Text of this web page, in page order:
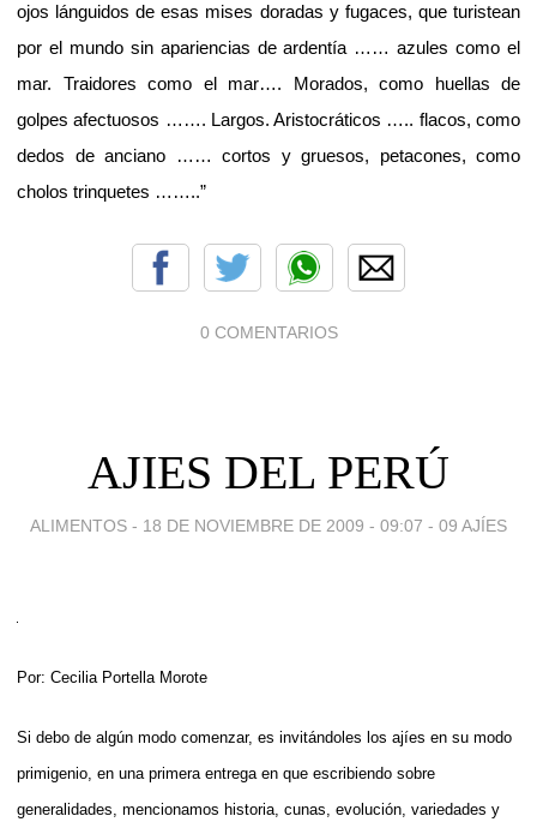
ojos lánguidos de esas mises doradas y fugaces, que turistean
por el mundo sin apariencias de ardentía …… azules como el
mar. Traidores como el mar…. Morados, como huellas de
golpes afectuosos ……. Largos. Aristocráticos ….. flacos, como
dedos de anciano …… cortos y gruesos, petacones, como
cholos trinquetes ……..”
0 COMENTARIOS
AJIES DEL PERÚ
ALIMENTOS - 18 DE NOVIEMBRE DE 2009 - 09:07 - 09 AJÍES
Por: Cecilia Portella Morote
Si debo de algún modo comenzar, es invitándoles los ajíes en su modo
primigenio, en una primera entrega en que escribiendo sobre
generalidades, mencionamos historia, cunas, evolución, variedades y